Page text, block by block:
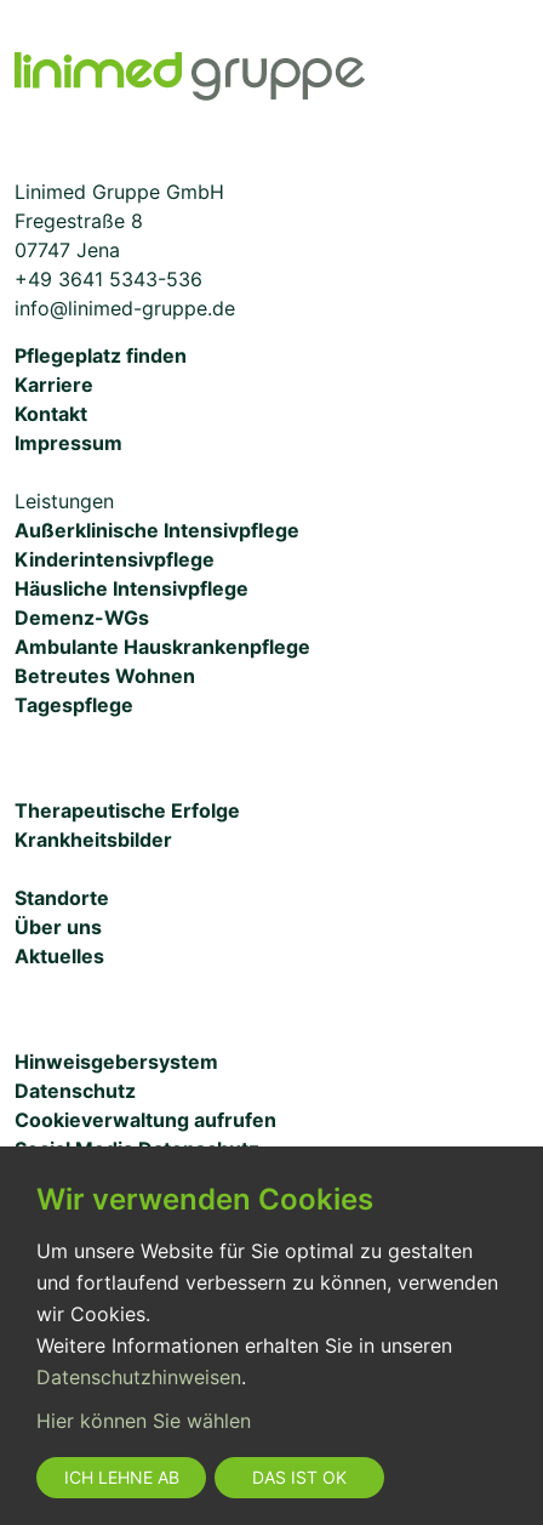
Linimed Gruppe GmbH
Fregestraße 8
07747 Jena
+49 3641 5343-536
info@linimed-gruppe.de
Pflegeplatz finden
Karriere
Kontakt
Impressum
Leistungen
Außerklinische Intensivpflege
Kinderintensivpflege
Häusliche Intensivpflege
Demenz-WGs
Ambulante Hauskrankenpflege
Betreutes Wohnen
Tagespflege
Therapeutische Erfolge
Krankheitsbilder
Standorte
Über uns
Aktuelles
Hinweisgebersystem
Datenschutz
Cookieverwaltung aufrufen
Social Media Datenschutz
Seit über 30 Jahren sichern wir für unsere Patient:innen
eine pflegerisch optimale Versorgung entsprechend
ihren Bedürfnissen.
Wir verwenden Cookies
Um unsere Website für Sie optimal zu gestalten
und fortlaufend verbessern zu können, verwenden
wir Cookies.
Weitere Informationen erhalten Sie in unseren
Datenschutzhinweisen.
Hier können Sie wählen
ICH LEHNE AB DAS IST OK